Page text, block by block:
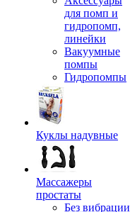
для помп и
гидропомп,
линейки
Вакуумные
помпы
Гидропомпы
Куклы надувные
Массажеры
простаты
Без вибрации